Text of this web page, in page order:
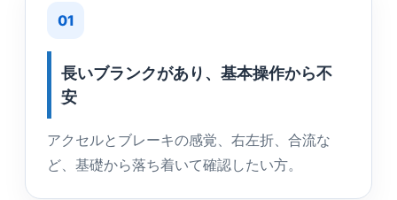
01
長いブランクがあり、基本操作から不
安
アクセルとブレーキの感覚、右左折、合流な
ど、基礎から落ち着いて確認したい方。